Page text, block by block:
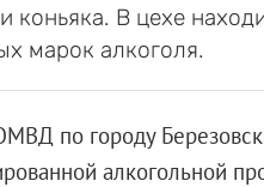
коньяка. В цехе
марок алкоголя.
по городу
алкогольной